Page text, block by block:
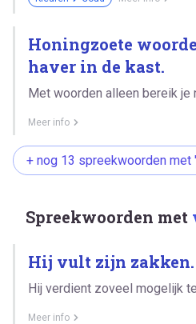
Honingzoete
haver in de kast.
Met woorden alleen bereik je
Meer info
+ nog 13 spreekwoorden met
Spreekwoorden met
Hij vult zijn zakken.
Hij verdient zoveel mogelijk
Meer info